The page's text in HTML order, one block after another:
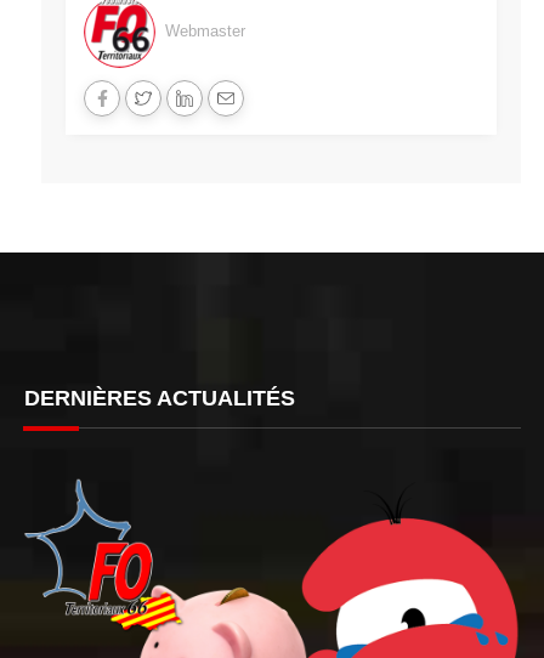
Webmaster
DERNIÈRES ACTUALITÉS